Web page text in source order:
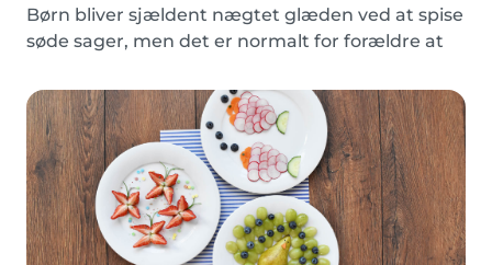
Børn bliver sjældent nægtet glæden ved at spise
søde sager, men det er normalt for forældre at